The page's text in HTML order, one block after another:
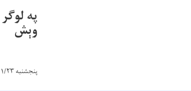
وېش
پنجشنبه ۱۴۰۴/۱۱/۲۳ - ۹:۲۹